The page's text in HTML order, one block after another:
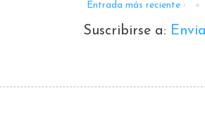
Entrada más reciente
Suscribirse a: